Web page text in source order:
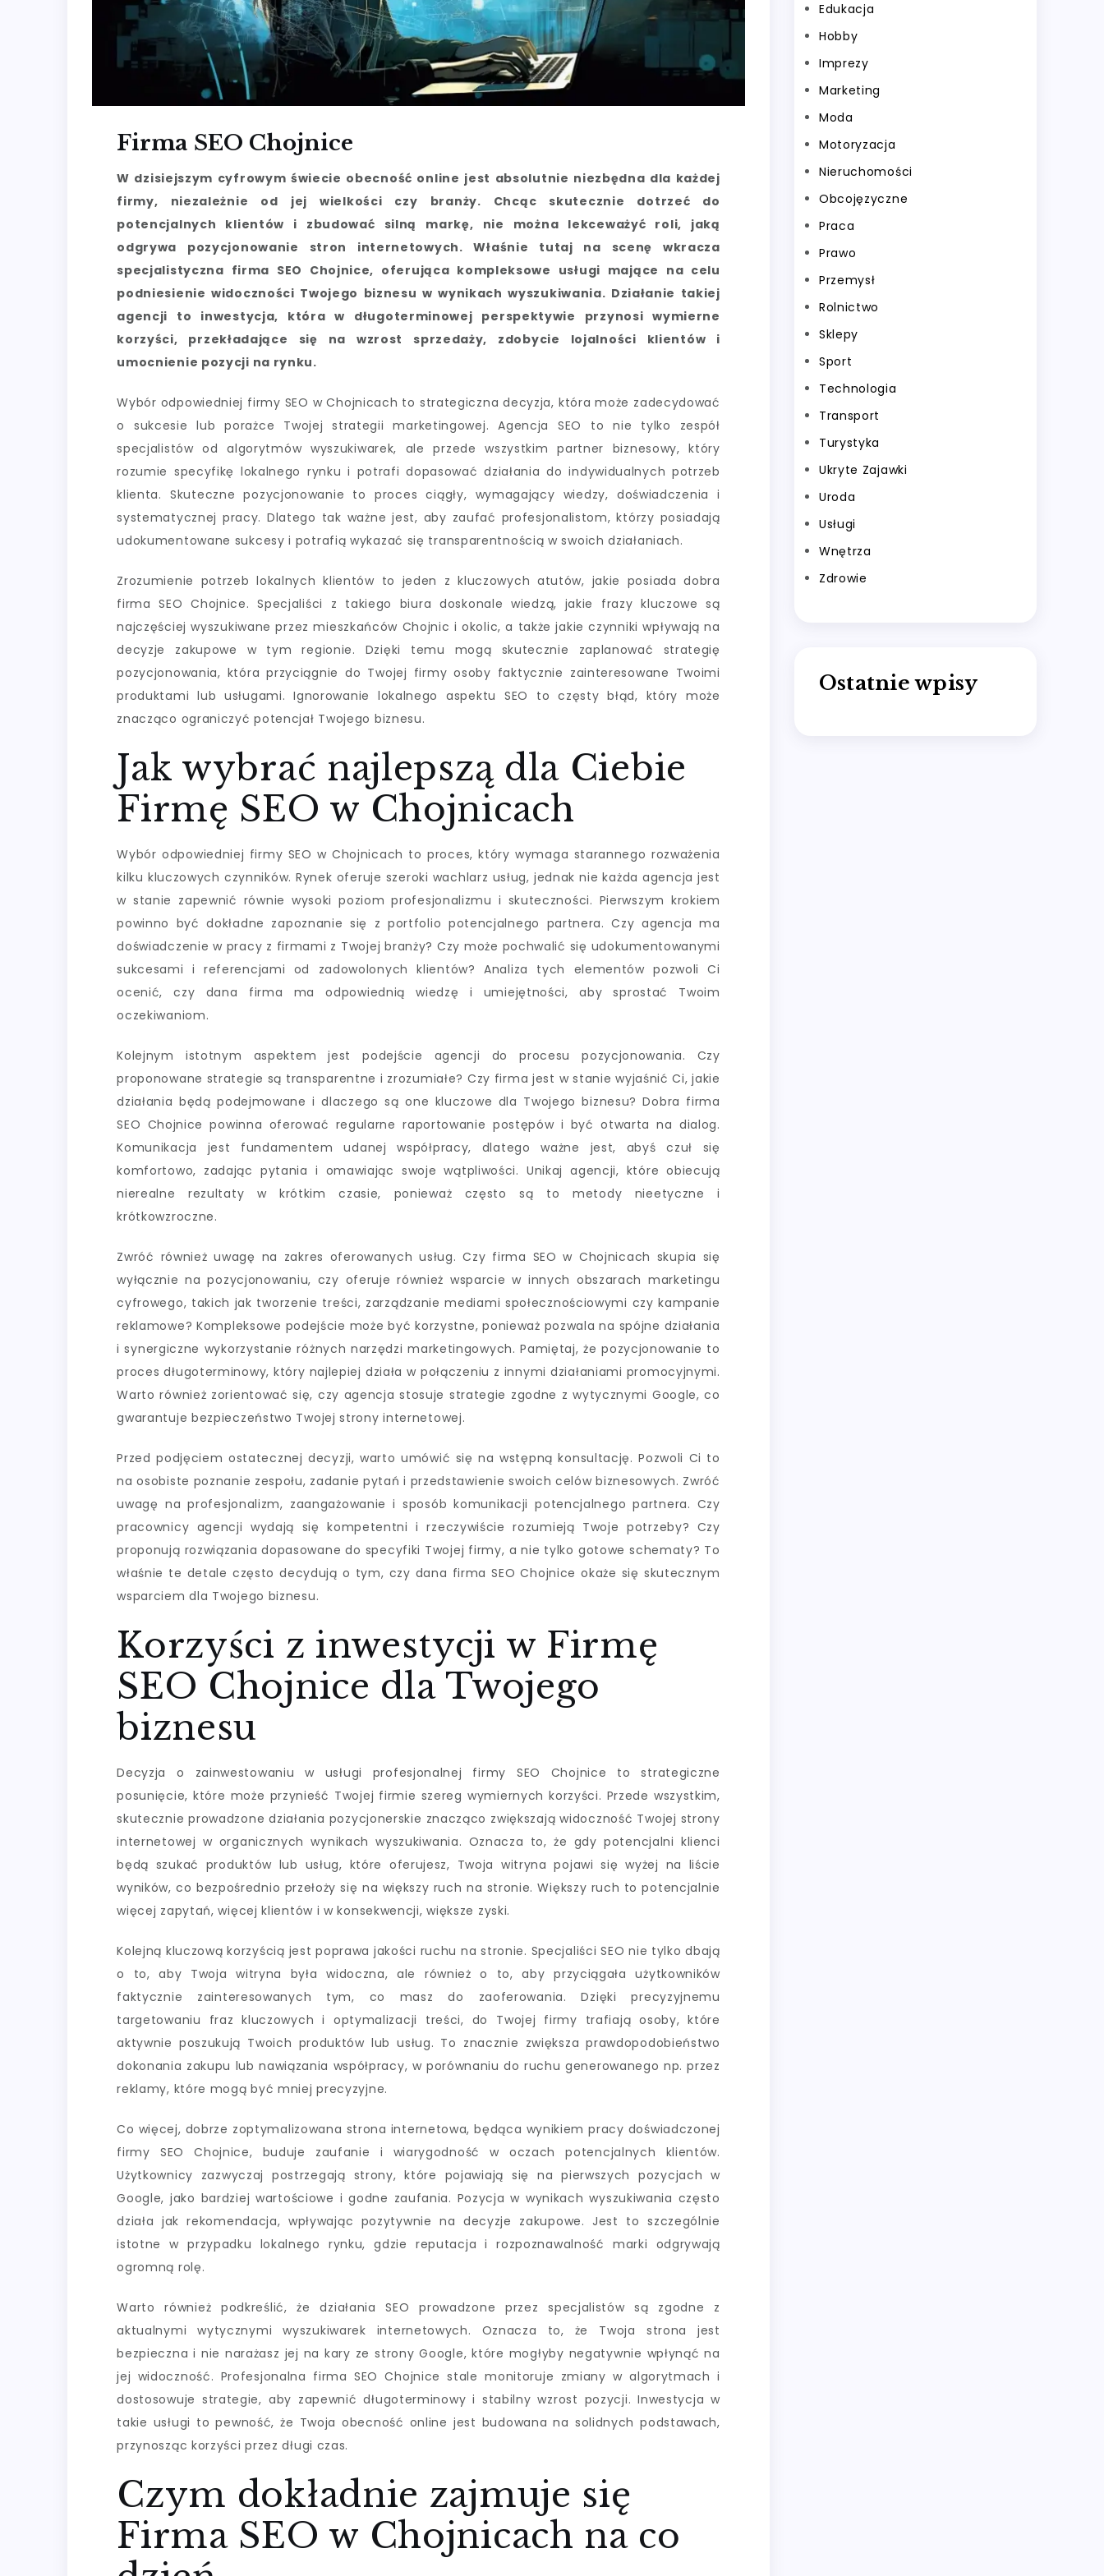
Firma SEO Chojnice
W dzisiejszym cyfrowym świecie obecność online jest absolutnie niezbędna dla każdej
firmy, niezależnie od jej wielkości czy branży. Chcąc skutecznie dotrzeć do
potencjalnych klientów i zbudować silną markę, nie można lekceważyć roli, jaką
odgrywa pozycjonowanie stron internetowych. Właśnie tutaj na scenę wkracza
specjalistyczna firma SEO Chojnice, oferująca kompleksowe usługi mające na celu
podniesienie widoczności Twojego biznesu w wynikach wyszukiwania. Działanie takiej
agencji to inwestycja, która w długoterminowej perspektywie przynosi wymierne
korzyści, przekładające się na wzrost sprzedaży, zdobycie lojalności klientów i
umocnienie pozycji na rynku.
Wybór odpowiedniej firmy SEO w Chojnicach to strategiczna decyzja, która może zadecydować
o sukcesie lub porażce Twojej strategii marketingowej. Agencja SEO to nie tylko zespół
specjalistów od algorytmów wyszukiwarek, ale przede wszystkim partner biznesowy, który
rozumie specyfikę lokalnego rynku i potrafi dopasować działania do indywidualnych potrzeb
klienta. Skuteczne pozycjonowanie to proces ciągły, wymagający wiedzy, doświadczenia i
systematycznej pracy. Dlatego tak ważne jest, aby zaufać profesjonalistom, którzy posiadają
udokumentowane sukcesy i potrafią wykazać się transparentnością w swoich działaniach.
Zrozumienie potrzeb lokalnych klientów to jeden z kluczowych atutów, jakie posiada dobra
firma SEO Chojnice. Specjaliści z takiego biura doskonale wiedzą, jakie frazy kluczowe są
najczęściej wyszukiwane przez mieszkańców Chojnic i okolic, a także jakie czynniki wpływają na
decyzje zakupowe w tym regionie. Dzięki temu mogą skutecznie zaplanować strategię
pozycjonowania, która przyciągnie do Twojej firmy osoby faktycznie zainteresowane Twoimi
produktami lub usługami. Ignorowanie lokalnego aspektu SEO to częsty błąd, który może
znacząco ograniczyć potencjał Twojego biznesu.
Jak wybrać najlepszą dla Ciebie
Firmę SEO w Chojnicach
Wybór odpowiedniej firmy SEO w Chojnicach to proces, który wymaga starannego rozważenia
kilku kluczowych czynników. Rynek oferuje szeroki wachlarz usług, jednak nie każda agencja jest
w stanie zapewnić równie wysoki poziom profesjonalizmu i skuteczności. Pierwszym krokiem
powinno być dokładne zapoznanie się z portfolio potencjalnego partnera. Czy agencja ma
doświadczenie w pracy z firmami z Twojej branży? Czy może pochwalić się udokumentowanymi
sukcesami i referencjami od zadowolonych klientów? Analiza tych elementów pozwoli Ci
ocenić, czy dana firma ma odpowiednią wiedzę i umiejętności, aby sprostać Twoim
oczekiwaniom.
Kolejnym istotnym aspektem jest podejście agencji do procesu pozycjonowania. Czy
proponowane strategie są transparentne i zrozumiałe? Czy firma jest w stanie wyjaśnić Ci, jakie
działania będą podejmowane i dlaczego są one kluczowe dla Twojego biznesu? Dobra firma
SEO Chojnice powinna oferować regularne raportowanie postępów i być otwarta na dialog.
Komunikacja jest fundamentem udanej współpracy, dlatego ważne jest, abyś czuł się
komfortowo, zadając pytania i omawiając swoje wątpliwości. Unikaj agencji, które obiecują
nierealne rezultaty w krótkim czasie, ponieważ często są to metody nieetyczne i
krótkowzroczne.
Zwróć również uwagę na zakres oferowanych usług. Czy firma SEO w Chojnicach skupia się
wyłącznie na pozycjonowaniu, czy oferuje również wsparcie w innych obszarach marketingu
cyfrowego, takich jak tworzenie treści, zarządzanie mediami społecznościowymi czy kampanie
reklamowe? Kompleksowe podejście może być korzystne, ponieważ pozwala na spójne działania
i synergiczne wykorzystanie różnych narzędzi marketingowych. Pamiętaj, że pozycjonowanie to
proces długoterminowy, który najlepiej działa w połączeniu z innymi działaniami promocyjnymi.
Warto również zorientować się, czy agencja stosuje strategie zgodne z wytycznymi Google, co
gwarantuje bezpieczeństwo Twojej strony internetowej.
Przed podjęciem ostatecznej decyzji, warto umówić się na wstępną konsultację. Pozwoli Ci to
na osobiste poznanie zespołu, zadanie pytań i przedstawienie swoich celów biznesowych. Zwróć
uwagę na profesjonalizm, zaangażowanie i sposób komunikacji potencjalnego partnera. Czy
pracownicy agencji wydają się kompetentni i rzeczywiście rozumieją Twoje potrzeby? Czy
proponują rozwiązania dopasowane do specyfiki Twojej firmy, a nie tylko gotowe schematy? To
właśnie te detale często decydują o tym, czy dana firma SEO Chojnice okaże się skutecznym
wsparciem dla Twojego biznesu.
Korzyści z inwestycji w Firmę
SEO Chojnice dla Twojego
biznesu
Decyzja o zainwestowaniu w usługi profesjonalnej firmy SEO Chojnice to strategiczne
posunięcie, które może przynieść Twojej firmie szereg wymiernych korzyści. Przede wszystkim,
skutecznie prowadzone działania pozycjonerskie znacząco zwiększają widoczność Twojej strony
internetowej w organicznych wynikach wyszukiwania. Oznacza to, że gdy potencjalni klienci
będą szukać produktów lub usług, które oferujesz, Twoja witryna pojawi się wyżej na liście
wyników, co bezpośrednio przełoży się na większy ruch na stronie. Większy ruch to potencjalnie
więcej zapytań, więcej klientów i w konsekwencji, większe zyski.
Kolejną kluczową korzyścią jest poprawa jakości ruchu na stronie. Specjaliści SEO nie tylko dbają
o to, aby Twoja witryna była widoczna, ale również o to, aby przyciągała użytkowników
faktycznie zainteresowanych tym, co masz do zaoferowania. Dzięki precyzyjnemu
targetowaniu fraz kluczowych i optymalizacji treści, do Twojej firmy trafiają osoby, które
aktywnie poszukują Twoich produktów lub usług. To znacznie zwiększa prawdopodobieństwo
dokonania zakupu lub nawiązania współpracy, w porównaniu do ruchu generowanego np. przez
reklamy, które mogą być mniej precyzyjne.
Co więcej, dobrze zoptymalizowana strona internetowa, będąca wynikiem pracy doświadczonej
firmy SEO Chojnice, buduje zaufanie i wiarygodność w oczach potencjalnych klientów.
Użytkownicy zazwyczaj postrzegają strony, które pojawiają się na pierwszych pozycjach w
Google, jako bardziej wartościowe i godne zaufania. Pozycja w wynikach wyszukiwania często
działa jak rekomendacja, wpływając pozytywnie na decyzje zakupowe. Jest to szczególnie
istotne w przypadku lokalnego rynku, gdzie reputacja i rozpoznawalność marki odgrywają
ogromną rolę.
Warto również podkreślić, że działania SEO prowadzone przez specjalistów są zgodne z
aktualnymi wytycznymi wyszukiwarek internetowych. Oznacza to, że Twoja strona jest
bezpieczna i nie narażasz jej na kary ze strony Google, które mogłyby negatywnie wpłynąć na
jej widoczność. Profesjonalna firma SEO Chojnice stale monitoruje zmiany w algorytmach i
dostosowuje strategie, aby zapewnić długoterminowy i stabilny wzrost pozycji. Inwestycja w
takie usługi to pewność, że Twoja obecność online jest budowana na solidnych podstawach,
przynosząc korzyści przez długi czas.
Czym dokładnie zajmuje się
Firma SEO w Chojnicach na co
Edukacja
Hobby
Imprezy
Marketing
Moda
Motoryzacja
Nieruchomości
Obcojęzyczne
Praca
Prawo
Przemysł
Rolnictwo
Sklepy
Sport
Technologia
Transport
Turystyka
Ukryte Zajawki
Uroda
Usługi
Wnętrza
Zdrowie
Ostatnie wpisy